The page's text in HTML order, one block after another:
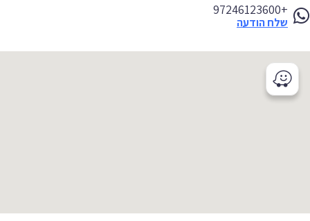
+97246123600
שלח הודעה